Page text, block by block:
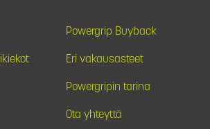
Powergrip Buyback
Eri vakausasteet
Powergripin tarina
Ota yhteyttä